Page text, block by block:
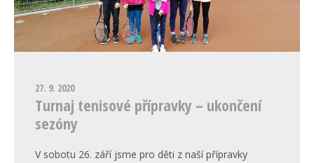
27. 9. 2020
Turnaj tenisové přípravky – ukončení
sezóny
V sobotu 26. září jsme pro děti z naší přípravky